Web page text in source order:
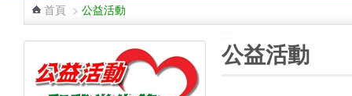
首頁 > 公益活動
公益活動